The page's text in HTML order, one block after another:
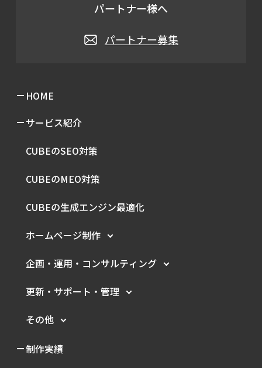
パートナー様へ
パートナー募集
HOME
サービス紹介
CUBEのSEO対策
CUBEのMEO対策
CUBEの生成エンジン最適化
ホームページ制作
企画・運用・ コンサルティング
更新・サポート・管理
その他
制作実績